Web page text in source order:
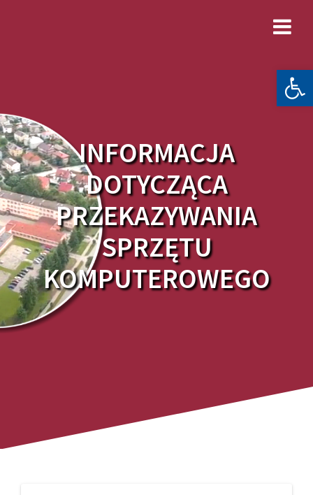
INFORMACJA
DOTYCZĄCA
PRZEKAZYWANIA
SPRZĘTU
KOMPUTEROWEGO